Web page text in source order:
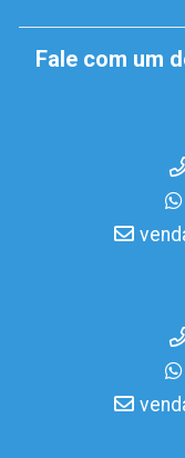
Fale com um